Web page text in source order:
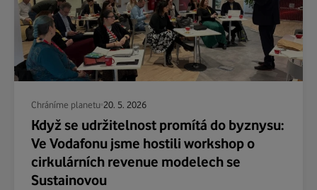
Chráníme planetu 20. 5. 2026
Když se udržitelnost promítá do byznysu:
Ve Vodafonu jsme hostili workshop o
cirkulárních revenue modelech se
Sustainovou